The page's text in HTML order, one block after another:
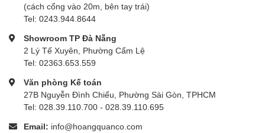
(cách cổng vào 20m, bên tay trái)
Tel: 0243.944.8644
Showroom TP Đà Nẵng
2 Lý Tế Xuyên, Phường Cẩm Lệ
Tel: 02363.653.559
Văn phòng Kế toán
27B Nguyễn Đình Chiểu, Phường Sài Gòn, TPHCM
Tel: 028.39.110.700 - 028.39.110.695
Email: info@hoangquanco.com